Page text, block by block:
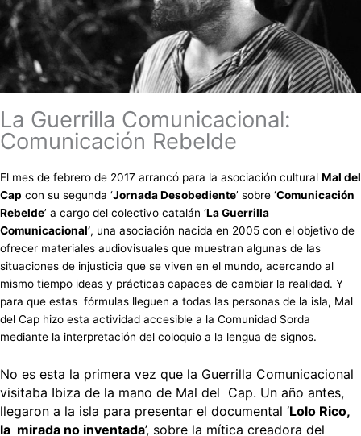
La Guerrilla Comunicacional:
Comunicación Rebelde
El mes de febrero de 2017 arrancó para la asociación cultural Mal del
Cap con su segunda ‘Jornada Desobediente’ sobre ‘Comunicación
Rebelde’ a cargo del colectivo catalán ‘La Guerrilla
Comunicacional’, una asociación nacida en 2005 con el objetivo de
ofrecer materiales audiovisuales que muestran algunas de las
situaciones de injusticia que se viven en el mundo, acercando al
mismo tiempo ideas y prácticas capaces de cambiar la realidad. Y
para que estas fórmulas lleguen a todas las personas de la isla, Mal
del Cap hizo esta actividad accesible a la Comunidad Sorda
mediante la interpretación del coloquio a la lengua de signos.
No es esta la primera vez que la Guerrilla Comunicacional
visitaba Ibiza de la mano de Mal del Cap. Un año antes,
llegaron a la isla para presentar el documental ‘Lolo Rico,
la mirada no inventada’, sobre la mítica creadora del